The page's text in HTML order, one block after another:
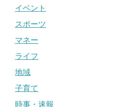
イベント
スポーツ
マネー
ライフ
地域
子育て
時事・速報